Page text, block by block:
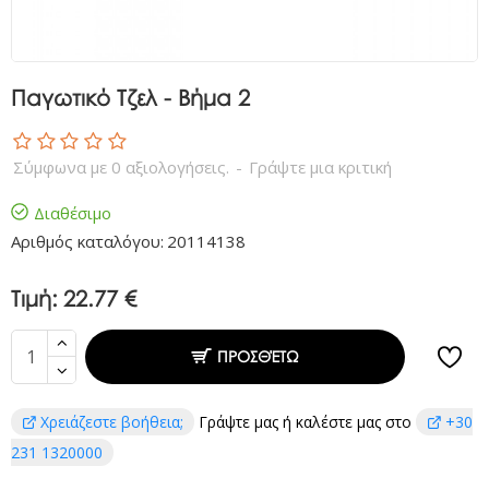
Παγωτικό Τζελ - Βήμα 2
Διαθέσιμο
Αριθμός καταλόγου: 20114138
Σύμφωνα με 0 αξιολογήσεις. - Γράψτε μια κριτική
Τιμή: 22.77 €
ΠΡΟΣΘΈΤΩ
Χρειάζεστε βοήθεια; Γράψτε μας ή καλέστε μας στο
+30
231 1320000